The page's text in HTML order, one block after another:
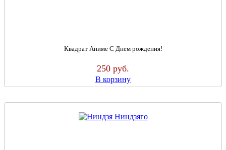
Квадрат Аниме С Днем рождения!
250 руб.
В корзину